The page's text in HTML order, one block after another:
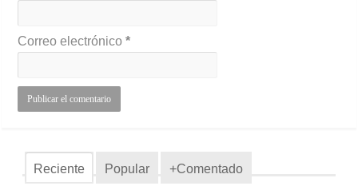
Correo electrónico*
Reciente Popular +Comentado